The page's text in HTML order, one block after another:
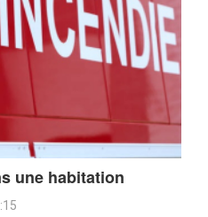
une habitation